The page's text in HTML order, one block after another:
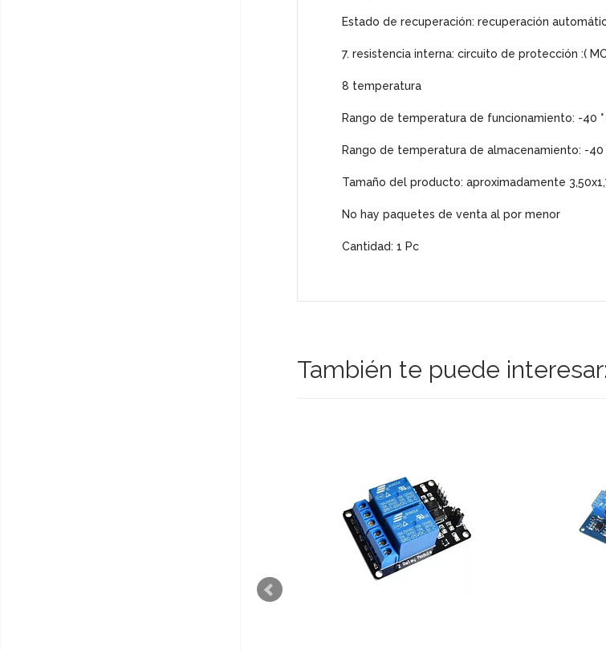
Estado de recuperación: recuperación
7. resistencia interna: circuito de protección :(
8 temperatura
Rango de temperatura de funcionamiento: -40 °
Rango de temperatura de almacenamiento: -40 °
Tamaño del producto: aproximadamente
No hay paquetes de venta al por menor
Cantidad: 1 Pc
También te puede interesar: